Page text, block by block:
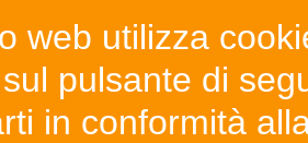
web utilizza
pulsante di
in conformità